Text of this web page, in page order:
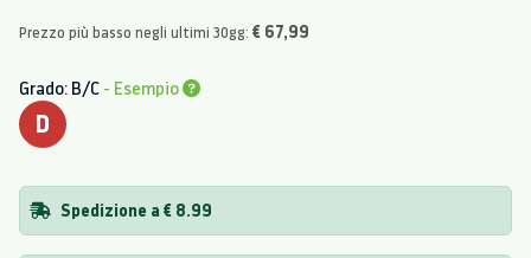
Prezzo più basso negli ultimi 30gg: € 67,99
Grado: B/C - Esempio
D
Spedizione a € 8.99